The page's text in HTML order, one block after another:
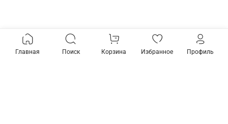
Главная Поиск Корзина Избранное Профиль